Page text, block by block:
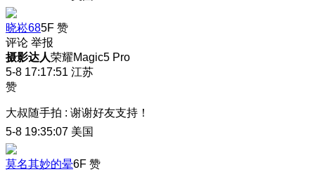
晓崧685F 赞
评论 举报
摄影达人荣耀Magic5 Pro
5-8 17:17:51 江苏
赞
大叔随手拍 : 谢谢好友支持！
5-8 19:35:07 美国
莫名其妙的晕6F 赞